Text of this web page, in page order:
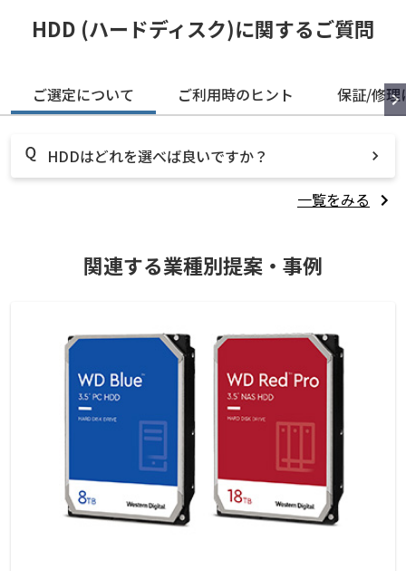
HDD (ハードディスク)に関するご質問
ご選定について ご利用時のヒント 保証/修理
HDDはどれを選べば良いですか？
一覧をみる
関連する業種別提案・事例